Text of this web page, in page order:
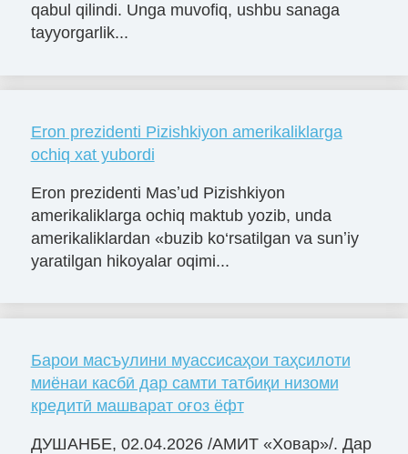
qabul qilindi. Unga muvofiq, ushbu sanaga
tayyorgarlik...
Eron prezidenti Pizishkiyon amerikaliklarga
ochiq xat yubordi
Eron prezidenti Masʼud Pizishkiyon
amerikaliklarga ochiq maktub yozib, unda
amerikaliklardan «buzib ko‘rsatilgan va sunʼiy
yaratilgan hikoyalar oqimi...
Барои масъулини муассисаҳои таҳсилоти
миёнаи касбӣ дар самти татбиқи низоми
кредитӣ машварат оғоз ёфт
ДУШАНБЕ, 02.04.2026 /АМИТ «Ховар»/. Дар